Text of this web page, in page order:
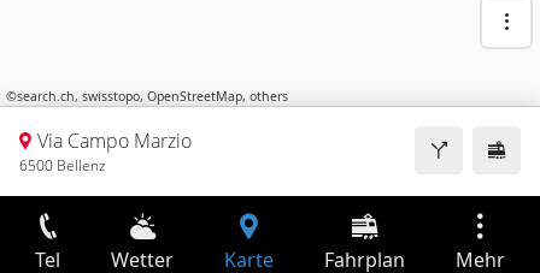
©search.ch, swisstopo, OpenStreetMap, others
Via Campo Marzio
6500 Bellenz
Tel Wetter Karte Fahrplan Mehr